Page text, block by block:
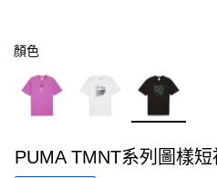
顏色
PUMA TMNT系列圖樣